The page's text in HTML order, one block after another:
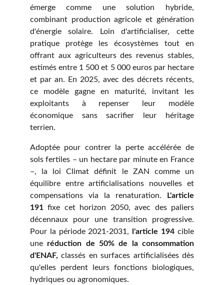
émerge comme une solution hybride,
combinant production agricole et génération
d'énergie solaire. Loin d'artificialiser, cette
pratique protège les écosystèmes tout en
offrant aux agriculteurs des revenus stables,
estimés entre 1 500 et 5 000 euros par hectare
et par an. En 2025, avec des décrets récents,
ce modèle gagne en maturité, invitant les
exploitants à repenser leur modèle
économique sans sacrifier leur héritage
terrien.
Adoptée pour contrer la perte accélérée de
sols fertiles – un hectare par minute en France
–, la loi Climat définit le ZAN comme un
équilibre entre artificialisations nouvelles et
compensations via la renaturation.
L'article
191 fixe cet horizon 2050, avec des paliers
décennaux pour une transition progressive.
Pour la période 2021-2031,
l'article 194 cible
une réduction de 50% de la consommation
d'ENAF, classés en surfaces artificialisées dès
qu'elles perdent leurs fonctions biologiques,
hydriques ou agronomiques.